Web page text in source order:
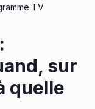
TV
sur
quelle